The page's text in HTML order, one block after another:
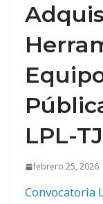
LPL-
febrero 25, 2026
Convocatoria